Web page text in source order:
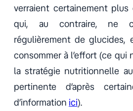
verraient certainement
qui, au contraire, ne
régulièrement de glucides,
consommer à l’effort (ce qui
la stratégie nutritionnelle
pertinente d’après
d’information ici).